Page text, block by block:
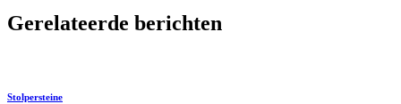
Gerelateerde berichten
Stolpersteine